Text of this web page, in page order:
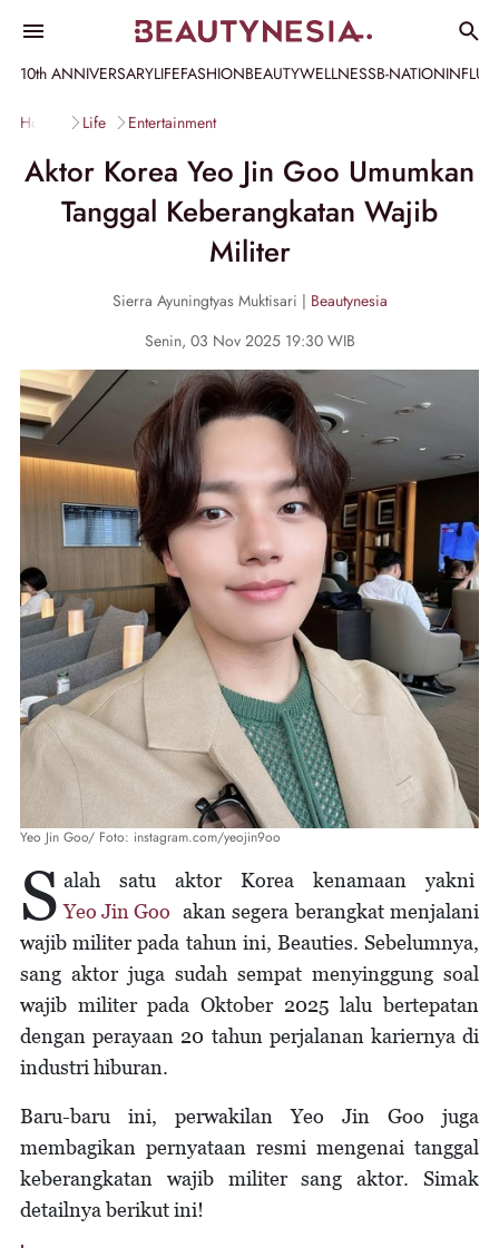
10th ANNIVERSARYLIFEFASHIONBEAUTYWELLNESSB-NATION
Home Life Entertainment
Aktor Korea Yeo Jin Goo Umumkan
Tanggal Keberangkatan Wajib
Militer
Sierra Ayuningtyas Muktisari | Beautynesia
Senin, 03 Nov 2025 19:30 WIB
Yeo Jin Goo/ Foto: instagram.com/yeojin9oo
S alah satu aktor Korea kenamaan yakni
Yeo Jin Goo akan segera berangkat menjalani
wajib militer pada tahun ini, Beauties. Sebelumnya,
sang aktor juga sudah sempat menyinggung soal
wajib militer pada Oktober 2025 lalu bertepatan
dengan perayaan 20 tahun perjalanan kariernya di
industri hiburan.
Baru-baru ini, perwakilan Yeo Jin Goo juga
membagikan pernyataan resmi mengenai tanggal
keberangkatan wajib militer sang aktor. Simak
detailnya berikut ini!